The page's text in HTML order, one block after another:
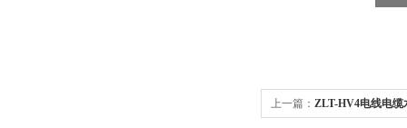
上一篇： ZLT-HV4电线电缆